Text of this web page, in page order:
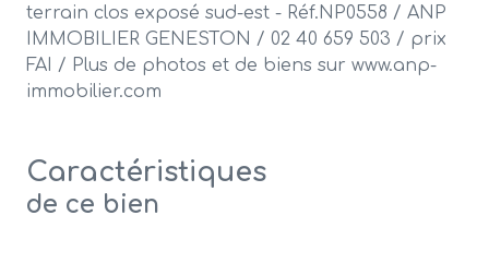
terrain clos exposé sud-est - Réf.NP0558 / ANP
IMMOBILIER GENESTON / 02 40 659 503 / prix
FAI / Plus de photos et de biens sur www.anp-
immobilier.com
Caractéristiques
de ce bien